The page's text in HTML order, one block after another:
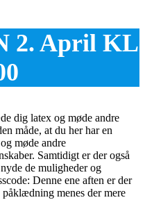
2. April KL
dig latex og møde andre
måde, at du her har en
møde andre
Samtidigt er der også
de muligheder og
Denne ene aften er der
menes der mere